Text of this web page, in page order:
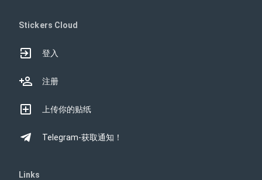
Stickers Cloud
登入
注册
上传你的贴纸
Telegram-获取通知！
Links